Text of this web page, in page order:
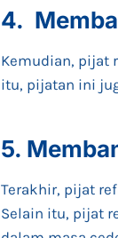
4.
Kemudian, pijat
itu, pijatan ini
5.
Terakhir, pijat
Selain itu, pijat